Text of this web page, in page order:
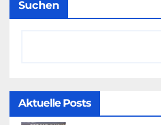
Suchen
Aktuelle Posts